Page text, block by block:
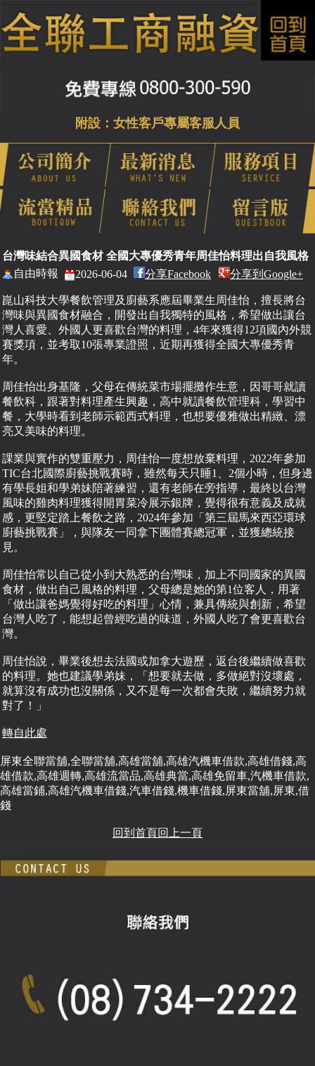
附設：女性客戶專屬客服人員
台灣味結合異國食材 全國大專優秀青年周佳怡料理出自我風格
自由時報
2026-06-04 分享Facebook 分享到Google+
崑山科技大學餐飲管理及廚藝系應屆畢業生周佳怡，擅長將台
灣味與異國食材融合，開發出自我獨特的風格，希望做出讓台
灣人喜愛、外國人更喜歡台灣的料理，4年來獲得12項國內外競
賽獎項，並考取10張專業證照，近期再獲得全國大專優秀青
年。
周佳怡出身基隆，父母在傳統菜市場擺攤作生意，因哥哥就讀
餐飲科，跟著對料理產生興趣，高中就讀餐飲管理科，學習中
餐，大學時看到老師示範西式料理，也想要優雅做出精緻、漂
亮又美味的料理。
課業與實作的雙重壓力，周佳怡一度想放棄料理，2022年參加
TIC台北國際廚藝挑戰賽時，雖然每天只睡1、2個小時，但身邊
有學長姐和學弟妹陪著練習，還有老師在旁指導，最終以台灣
風味的雞肉料理獲得開胃菜冷展示銀牌，覺得很有意義及成就
感，更堅定踏上餐飲之路，2024年參加「第三屆馬來西亞環球
廚藝挑戰賽」，與隊友一同拿下團體賽總冠軍，並獲總統接
見。
周佳怡常以自己從小到大熟悉的台灣味，加上不同國家的異國
食材，做出自己風格的料理，父母總是她的第1位客人，用著
「做出讓爸媽覺得好吃的料理」心情，兼具傳統與創新，希望
台灣人吃了，能想起曾經吃過的味道，外國人吃了會更喜歡台
灣。
周佳怡說，畢業後想去法國或加拿大遊歷，返台後繼續做喜歡
的料理。她也建議學弟妹，「想要就去做，多做絕對沒壞處，
就算沒有成功也沒關係，又不是每一次都會失敗，繼續努力就
對了！」
轉自此處
屏東全聯當舖,全聯當舖,高雄當舖,高雄汽機車借款,高雄借錢,高
雄借款,高雄週轉,高雄流當品,高雄典當,高雄免留車,汽機車借款,
高雄當鋪,高雄汽機車借錢,汽車借錢,機車借錢,屏東當舖,屏東,借
錢
回到首頁回上一頁